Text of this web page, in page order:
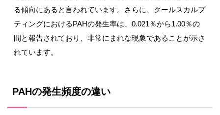
る傾向にあると言われています。さらに、クールスカルプ
ティングにおけるPAHの発生率は、0.021％から1.00％の
間と報告されており、非常にまれな現象であることが示さ
れています。
PAHの発生頻度の違い